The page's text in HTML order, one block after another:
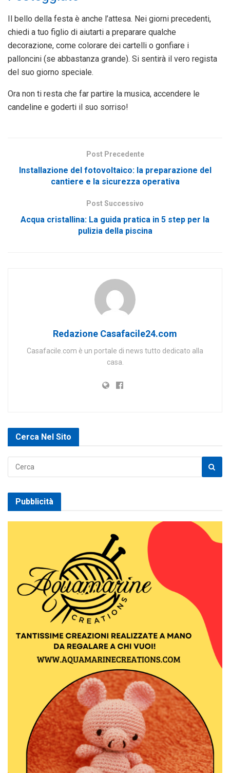
Il bello della festa è anche l’attesa. Nei giorni precedenti,
chiedi a tuo figlio di aiutarti a preparare qualche
decorazione, come colorare dei cartelli o gonfiare i
palloncini (se abbastanza grande). Si sentirà il vero regista
del suo giorno speciale.
Ora non ti resta che far partire la musica, accendere le
candeline e goderti il suo sorriso!
Post Precedente
Installazione del fotovoltaico: la preparazione del
cantiere e la sicurezza operativa
Post Successivo
Acqua cristallina: La guida pratica in 5 step per la
pulizia della piscina
Redazione Casafacile24.com
Casafacile.com è un portale di news tutto dedicato alla
casa.
Cerca Nel Sito
Pubblicità